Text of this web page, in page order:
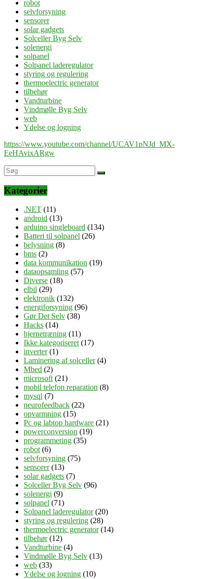
robot
selvforsyning
sensorer
solar gadgets
Solceller Byg Selv
solenergi
solpanel
Solpanel laderegulator
styring og regulering
thermoelectric generator
tilbehør
Vandturbine
Vindmølle Byg Selv
web
Ydelse og logning
https://www.youtube.com/channel/UCAV1pNJd_MX-
EeHAvixARgw
Kategorier
.NET (11)
android (13)
arduino singleboard (134)
Batteri til solpanel (26)
belysning (8)
bms (2)
data kommunikation (19)
dataopsamling (57)
Diverse (18)
elbil (29)
elektronik (132)
energiforsyning (96)
Gør Det Selv (38)
Hacks (14)
hjernetræning (11)
Ikke kategoriseret(17)
inverter(1)
Laminering af solceller(4)
Mbed (2)
microsoft(21)
mobil telefon reparation (8)
mysql (7)
neurofeedback (22)
opvarmning (15)
Pc og labtop hardware (21)
powerconversion (19)
programmering (35)
robot(6)
selvforsyning (75)
sensorer(13)
solar gadgets (7)
Solceller Byg Selv (96)
solenergi (9)
solpanel (71)
Solpanel laderegulator(20)
styring og regulering (28)
thermoelectric generator(14)
tilbehør(12)
Vandturbine (4)
Vindmølle Byg Selv (13)
web (33)
Ydelse og logning (10)